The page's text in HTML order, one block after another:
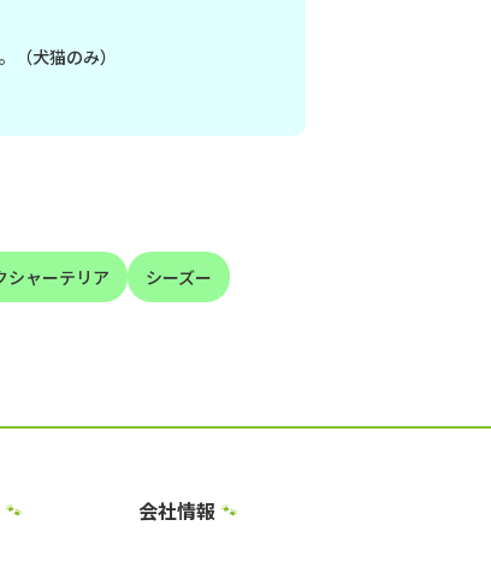
犬猫のみ）
シャーテリア シーズー
🐾 会社情報 🐾